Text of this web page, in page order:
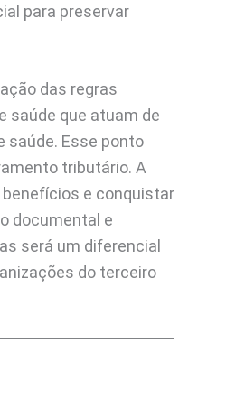
para preservar
das regras
saúde que atuam de
saúde. Esse ponto
tributário. A
e conquistar
documental e
será um diferencial
do terceiro